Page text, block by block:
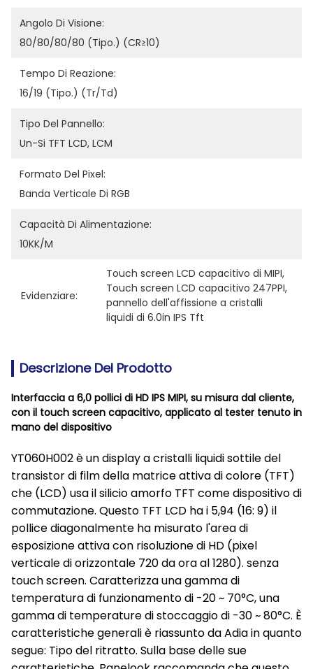
Angolo Di Visione:
80/80/80/80 (tipo.) (CR≥10)
Tempo Di Reazione:
16/19 (tipo.) (Tr/Td)
Tipo Del Pannello:
Un-Si TFT LCD, LCM
Formato Del Pixel:
Banda Verticale Di RGB
Capacità Di Alimentazione:
10KK/M
Evidenziare:
Touch screen LCD capacitivo di MIPI,
Touch screen LCD capacitivo 247PPI,
pannello dell'affissione a cristalli
liquidi di 6.0in IPS Tft
Descrizione Del Prodotto
Interfaccia a 6,0 pollici di HD IPS MIPI, su misura dal cliente,
con il touch screen capacitivo, applicato al tester tenuto in
mano del dispositivo
YT060H002 è un display a cristalli liquidi sottile del
transistor di film della matrice attiva di colore (TFT)
che (LCD) usa il silicio amorfo TFT come dispositivo di
commutazione. Questo TFT LCD ha i 5,94 (16: 9) il
pollice diagonalmente ha misurato l'area di
esposizione attiva con risoluzione di HD (pixel
verticale di orizzontale 720 da ora al 1280). senza
touch screen. Caratterizza una gamma di
temperatura di funzionamento di -20 ~ 70°C, una
gamma di temperature di stoccaggio di -30 ~ 80°C. È
caratteristiche generali è riassunto da Adia in quanto
segue: Tipo del ritratto. Sulla base delle sue